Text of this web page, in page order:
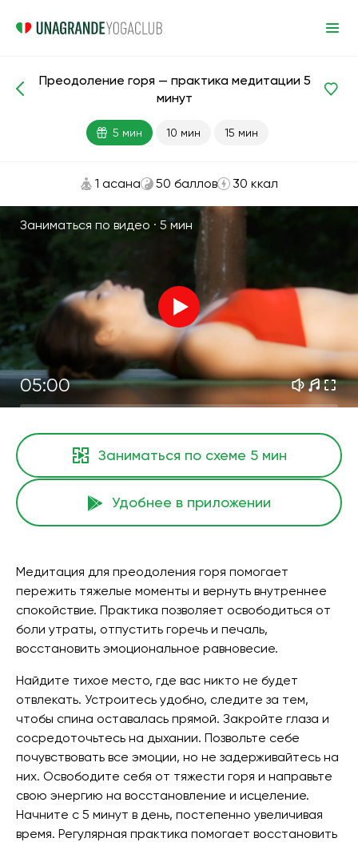
Медитации и дыхание Горе
Преодоление горя — практика медитации 5
минут
5 мин 10 мин 15 мин
1 асана 50 баллов 30 ккал
Заниматься по видео · 5 мин
05:00
Заниматься по схеме 5 мин
Удобнее в приложении
Медитация для преодоления горя помогает
пережить тяжелые моменты и вернуть внутреннее
спокойствие. Практика позволяет освободиться от
боли утраты, отпустить горечь и печаль,
восстановить эмоциональное равновесие.
Найдите тихое место, где вас никто не будет
отвлекать. Устроитесь удобно, следите за тем,
чтобы спина оставалась прямой. Закройте глаза и
сосредоточьтесь на дыхании. Позвольте себе
почувствовать все эмоции, но не задерживайтесь на
них. Освободите себя от тяжести горя и направьте
свою энергию на восстановление и исцеление.
Начните с 5 минут в день, постепенно увеличивая
время. Регулярная практика помогает восстановить